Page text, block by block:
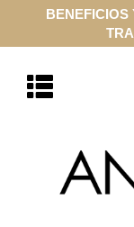
BENEFICIOS